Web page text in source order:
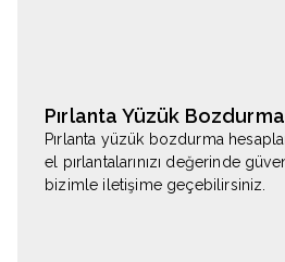
Pırlanta Yüzük
Pırlanta yüzük bozdurma
el pırlantalarınızı değerinde
bizimle iletişime geçebilirsiniz.